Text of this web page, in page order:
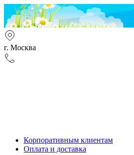
г. Москва
Корпоративным клиентам
Оплата и доставка